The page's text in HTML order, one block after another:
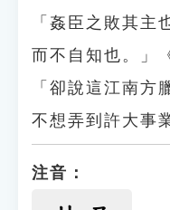
「姦臣之敗其主
而不自知也。」
「卻說這江南方
不想弄到許大事
注音：